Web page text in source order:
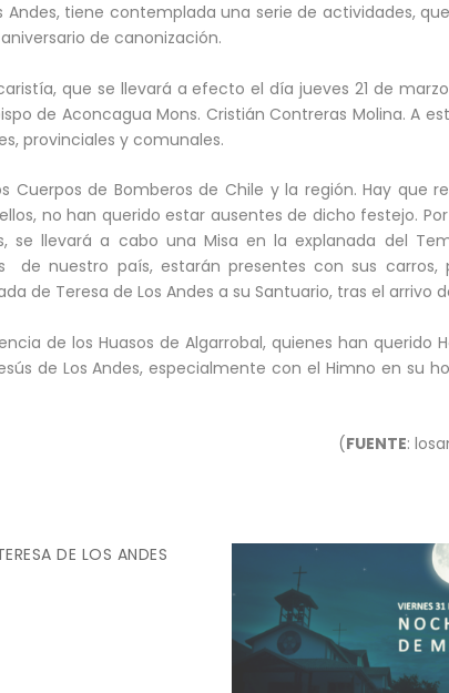
tiene contemplada una serie de actividades,
de canonización.
que se llevará a efecto el día jueves 21 de
de Aconcagua Mons. Cristián Contreras Molina. A
provinciales y comunales.
de Bomberos de Chile y la región. Hay que
no han querido estar ausentes de dicho festejo.
se llevará a cabo una Misa en la explanada del
de nuestro país, estarán presentes con sus carros,
de Teresa de Los Andes a su Santuario, tras el arrivo
de los Huasos de Algarrobal, quienes han querido
de Los Andes, especialmente con el Himno en su
(FUENTE:
DE LOS ANDES